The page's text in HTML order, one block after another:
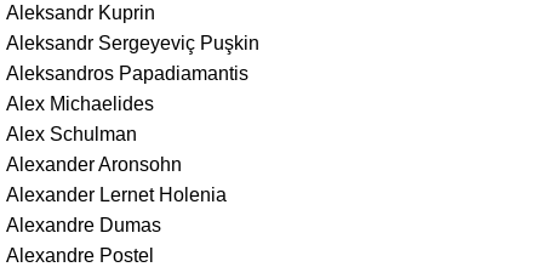
Aleksandr Kuprin
Aleksandr Sergeyeviç Puşkin
Aleksandros Papadiamantis
Alex Michaelides
Alex Schulman
Alexander Aronsohn
Alexander Lernet Holenia
Alexandre Dumas
Alexandre Postel